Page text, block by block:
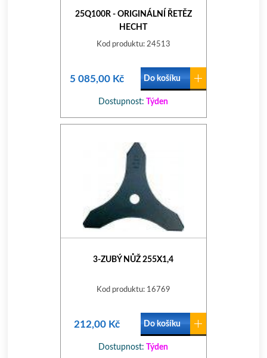
25Q100R - ORIGINÁLNÍ ŘETĚZ
HECHT
Kod produktu: 24513
5 085,00 Kč Do košíku
Dostupnost: Týden
3-ZUBÝ NŮŽ 255X1,4
Kod produktu: 16769
212,00 Kč Do košíku
Dostupnost: Týden